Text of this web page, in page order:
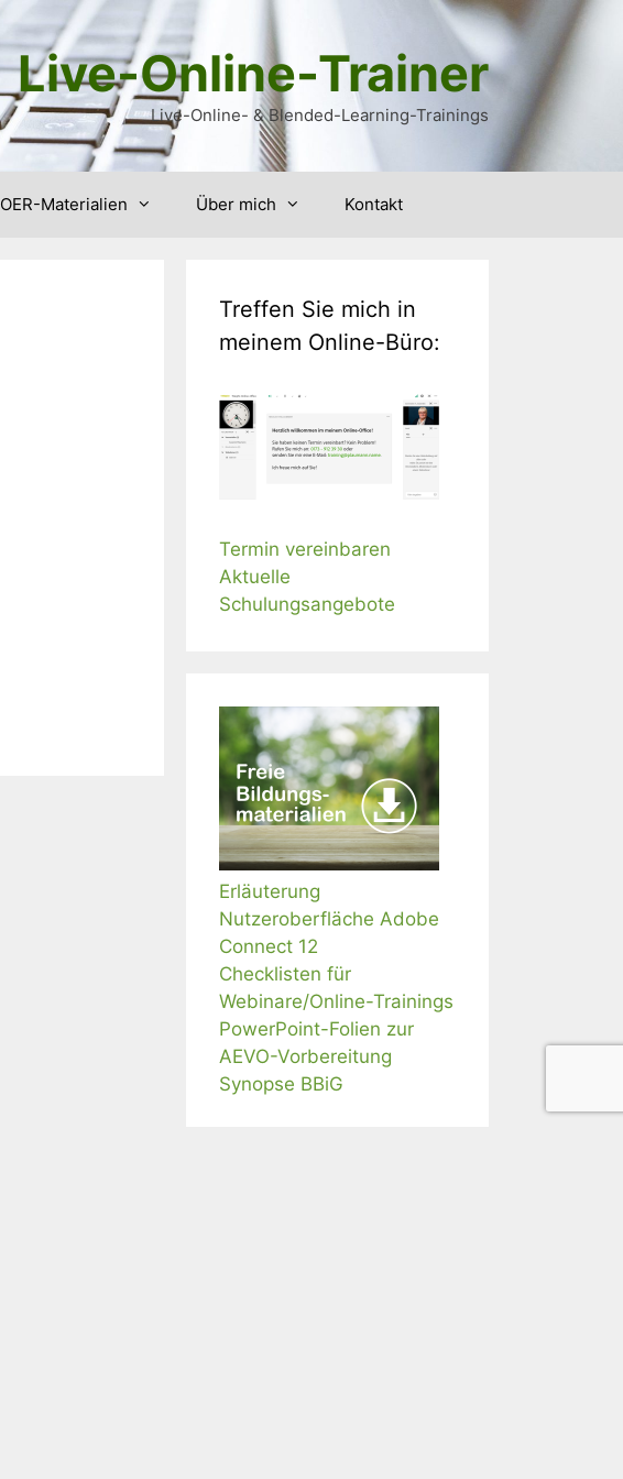
Live-Online-Trainer
Live-Online- & Blended-Learning-Trainings
OER-Materialien Über mich Kontakt
Treffen Sie mich in
meinem Online-Büro:
Termin vereinbaren
Aktuelle
Schulungsangebote
Erläuterung
Nutzeroberfläche Adobe
Connect 12
Checklisten für
Webinare/Online-Trainings
PowerPoint-Folien zur
AEVO-Vorbereitung
Synopse BBiG